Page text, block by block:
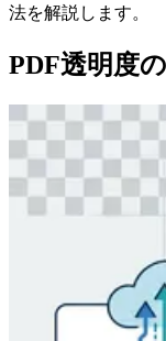
法を解説します。
PDF透明度